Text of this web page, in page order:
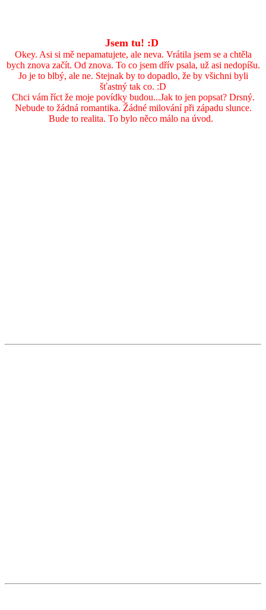
Jsem tu! :D
Okey. Asi si mě nepamatujete, ale neva. Vrátila jsem se a chtěla
bych znova začít. Od znova. To co jsem dřív psala, už asi nedopíšu.
Jo je to blbý, ale ne. Stejnak by to dopadlo, že by všichni byli
šťastný tak co. :D
Chci vám říct že moje povídky budou...Jak to jen popsat? Drsný.
Nebude to žádná romantika. Žádné milování při západu slunce.
Bude to realita. To bylo něco málo na úvod.